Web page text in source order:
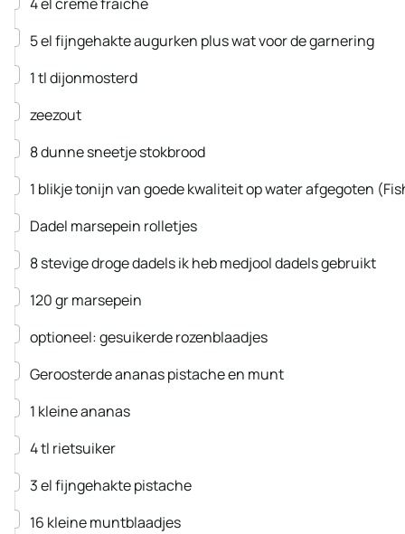
▢
5elfijngehakte augurken plus wat voor de garnering
▢
1tldijonmosterd
▢
zeezout
▢
8dunne sneetje stokbrood
▢
1 blikjetonijn van goede kwaliteit op waterafgegoten
▢
Dadel marsepein rolletjes
▢
8stevige droge dadelsik heb medjool dadels gebruikt
▢
120grmarsepein
▢
optioneel: gesuikerde rozenblaadjes
▢
Geroosterde ananaspistache en munt
▢
1 kleine ananas
▢
4tl rietsuiker
▢
3elfijngehakte pistache
▢
16 kleine muntblaadjes